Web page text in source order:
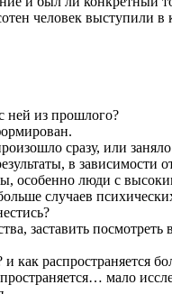
человек выступили
ней из прошлого?
сразу, или заняло
в
особенно люди с
случаев
заставить
распространяется
мало